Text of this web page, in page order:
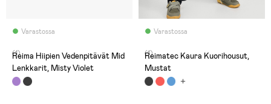
Varastossa
(1)
Reima Hiipien Vedenpitävät Mid
Lenkkarit, Misty Violet
Varastossa
(1)
Reimatec Kaura Kuorihousut,
Mustat